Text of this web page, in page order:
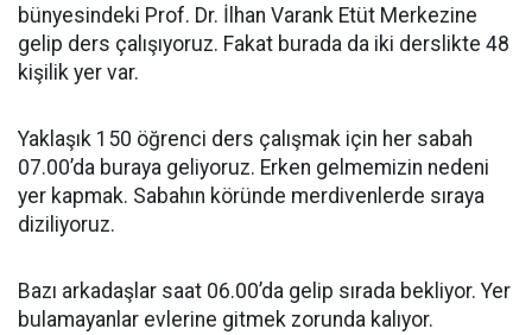
bünyesindeki Prof. Dr. İlhan Varank Etüt Merkezine
gelip ders çalışıyoruz. Fakat burada da iki derslikte 48
kişilik yer var.
Yaklaşık 150 öğrenci ders çalışmak için her sabah
07.00’da buraya geliyoruz. Erken gelmemizin nedeni
yer kapmak. Sabahın köründe merdivenlerde sıraya
diziliyoruz.
Bazı arkadaşlar saat 06.00’da gelip sırada bekliyor. Yer
bulamayanlar evlerine gitmek zorunda kalıyor.